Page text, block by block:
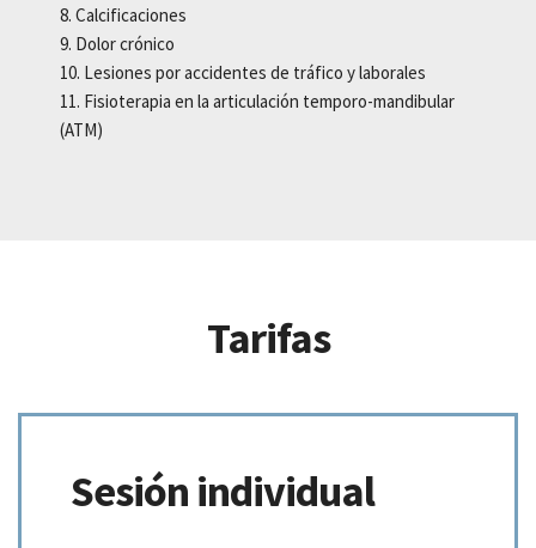
Calcificaciones
Dolor crónico
Lesiones por accidentes de tráfico y laborales
Fisioterapia en la articulación temporo-mandibular
(ATM)
Tarifas
Sesión individual